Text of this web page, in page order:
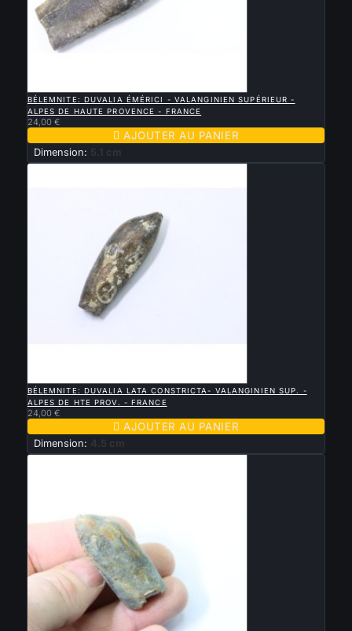
BÉLEMNITE: DUVALIA ÉMÉRICI - VALANGINIEN SUPÉRIEUR -
ALPES DE HAUTE PROVENCE - FRANCE
24,00 €
 AJOUTER AU PANIER
Dimension: 5.1 cm
BÉLEMNITE: DUVALIA LATA CONSTRICTA- VALANGINIEN SUP. -
ALPES DE HTE PROV. - FRANCE
24,00 €
 AJOUTER AU PANIER
Dimension: 4.5 cm